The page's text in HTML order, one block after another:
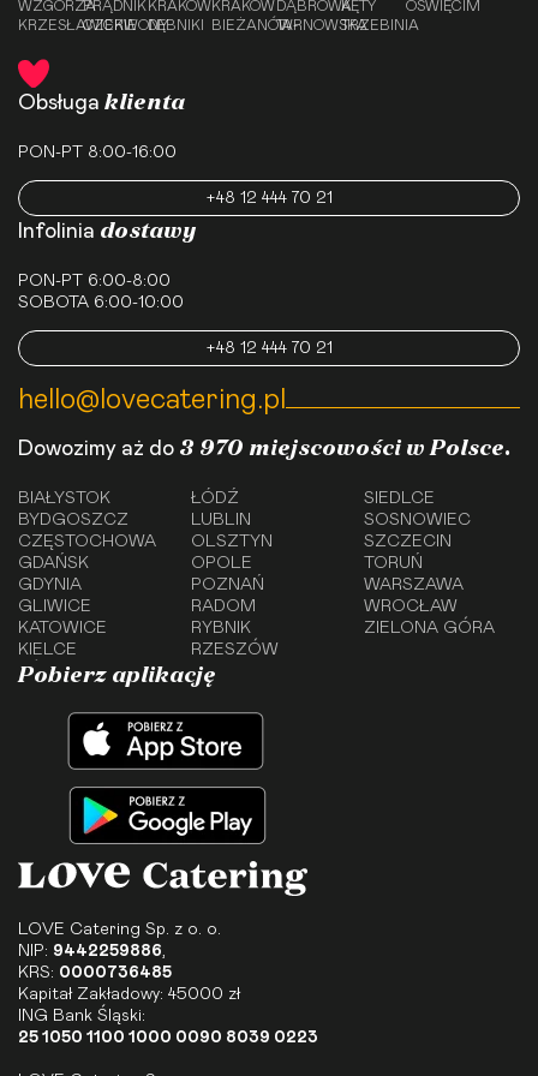
WZGÓRZA
KRZESŁAWICKIE
PRĄDNIK
CZERWONY
KRAKÓW
DĘBNIKI
KRAKÓW
BIEŻANÓW-
DĄBROWA
TARNOWSKA
KĘTY
TRZEBINIA
OŚWIĘCIM
Obsługa klienta
PON-PT 8:00-16:00
+48 12 444 70 21
Infolinia dostawy
PON-PT 6:00-8:00
SOBOTA 6:00-10:00
+48 12 444 70 21
hello@lovecatering.pl
Dowozimy aż do 3 970 miejscowości w Polsce.
BIAŁYSTOK
BYDGOSZCZ
CZĘSTOCHOWA
GDAŃSK
GDYNIA
GLIWICE
KATOWICE
KIELCE
ŁÓDŹ
LUBLIN
OLSZTYN
OPOLE
POZNAŃ
RADOM
RYBNIK
RZESZÓW
SIEDLCE
SOSNOWIEC
SZCZECIN
TORUŃ
WARSZAWA
WROCŁAW
ZIELONA GÓRA
Pobierz aplikację
LOVE Catering Sp. z o. o.
NIP: 9442259886
KRS: 0000736485
Kapitał Zakładowy: 45000 zł
ING Bank Śląski:
25 1050 1100 1000 0090 8039 0223